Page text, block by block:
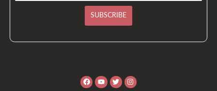
Facebook
YoutubeTwitterInstagram